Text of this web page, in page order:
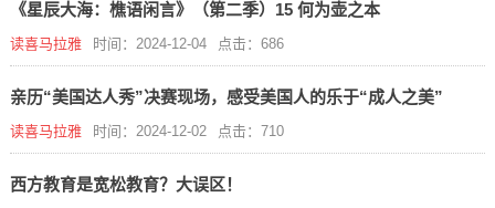
《星辰大海：樵语闲言》（第二季）15 何为壶之本
读喜马拉雅 时间：2024-12-04 点击：686
亲历“美国达人秀”决赛现场，感受美国人的乐于“成人之美”
读喜马拉雅 时间：2024-12-02 点击：710
西方教育是宽松教育？大误区！